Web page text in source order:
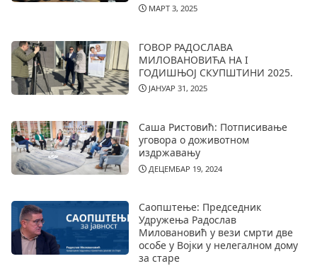
МАРТ 3, 2025
ГОВОР РАДОСЛАВА
МИЛОВАНОВИЋА НА I
ГОДИШЊОЈ СКУПШТИНИ 2025.
ЈАНУАР 31, 2025
Саша Ристовић: Потписивање
уговора о доживотном
издржавању
ДЕЦЕМБАР 19, 2024
Саопштење: Председник
Удружења Радослав
Миловановић у вези смрти две
особе у Војки у нелегалном дому
за старе